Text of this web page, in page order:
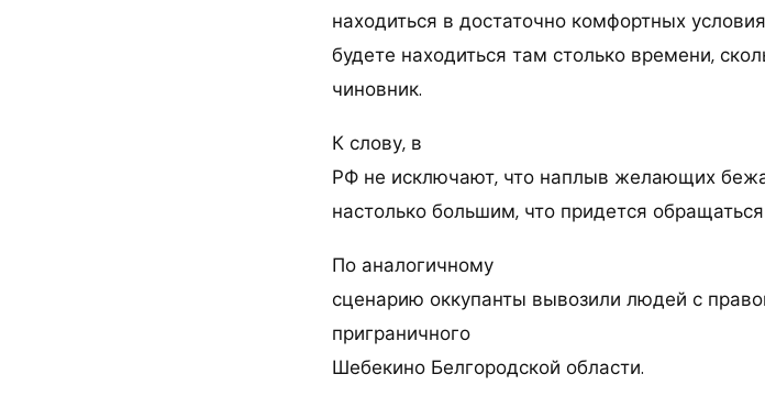
находиться в достаточно комфортных
будете находиться там столько времени,
чиновник.
К слову, в
РФ не исключают, что наплыв желающих
настолько большим, что придется
По аналогичному
сценарию оккупанты вывозили людей с
приграничного
Шебекино Белгородской области.